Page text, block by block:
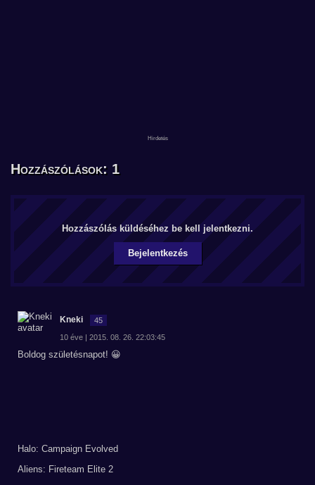
Hozzászólások: 1
Hozzászólás küldéséhez be kell jelentkezni.
Bejelentkezés
Kneki 45
10 éve | 2015. 08. 26. 22:03:45
Boldog születésnapot! 😀
Halo: Campaign Evolved
Aliens: Fireteam Elite 2